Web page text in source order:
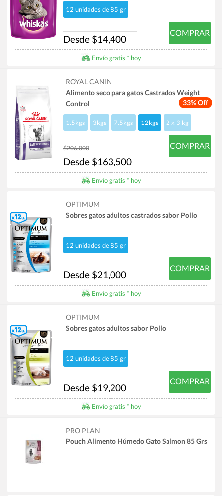
12 unidades de 85 gr
Desde $14,400
COMPRAR
Envío gratis * hoy
33% Off
ROYAL CANIN
Alimento seco para gatos Castrados Weight
Control
1.5kgs 3kgs 7.5kgs 12kgs 2 x 3 kg
$206,000
Desde $163,500
COMPRAR
Envío gratis * hoy
OPTIMUM
Sobres gatos adultos castrados sabor Pollo
12 unidades de 85 gr
Desde $21,000
COMPRAR
Envío gratis * hoy
OPTIMUM
Sobres gatos adultos sabor Pollo
12 unidades de 85 gr
Desde $19,200
COMPRAR
Envío gratis * hoy
PRO PLAN
Pouch Alimento Húmedo Gato Salmon 85 Grs